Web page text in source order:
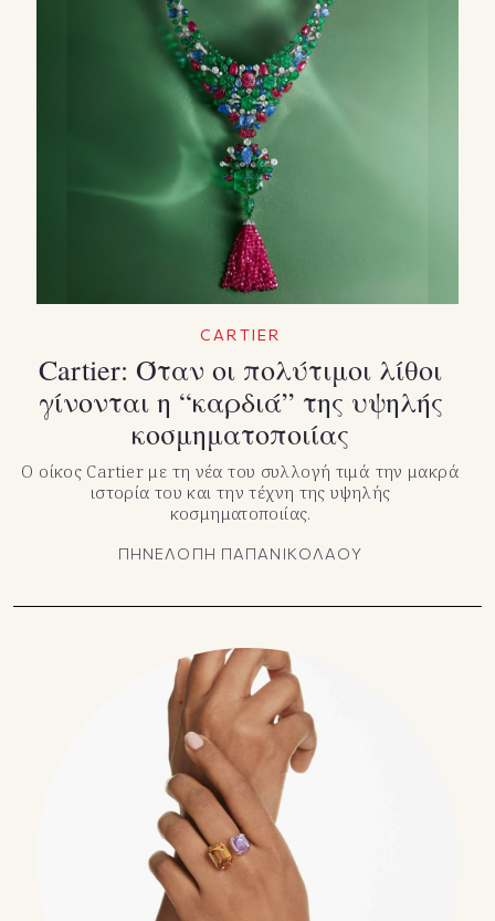
CARTIER
Cartier: Όταν οι πολύτιμοι λίθοι
γίνονται η “καρδιά” της υψηλής
κοσμηματοποιίας
Ο οίκος Cartier με τη νέα του συλλογή τιμά την μακρά
ιστορία του και την τέχνη της υψηλής
κοσμηματοποιίας.
ΠΗΝΕΛΟΠΗ ΠΑΠΑΝΙΚΟΛΑΟΥ